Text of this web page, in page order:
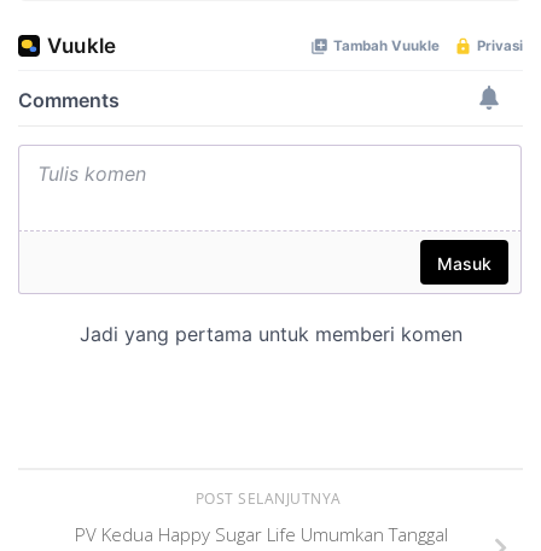
POST SELANJUTNYA
PV Kedua Happy Sugar Life Umumkan Tanggal